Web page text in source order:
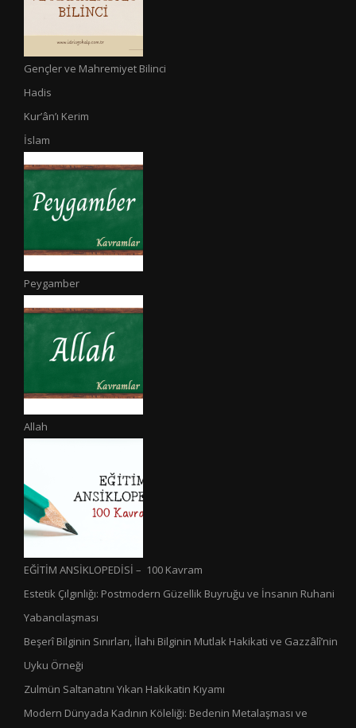
Gençler ve Mahremiyet Bilinci
Hadis
Kur’ân’ı Kerim
İslam
Peygamber
Allah
EĞİTİM ANSİKLOPEDİSİ – 100 Kavram
Estetik Çılgınlığı: Postmodern Güzellik Buyruğu ve İnsanın Ruhani
Yabancılaşması
Beşerî Bilginin Sınırları, İlahi Bilginin Mutlak Hakikati ve Gazzâlî’nin
Uyku Örneği
Zulmün Saltanatını Yıkan Hakikatin Kıyamı
Modern Dünyada Kadının Köleliği: Bedenin Metalaşması ve